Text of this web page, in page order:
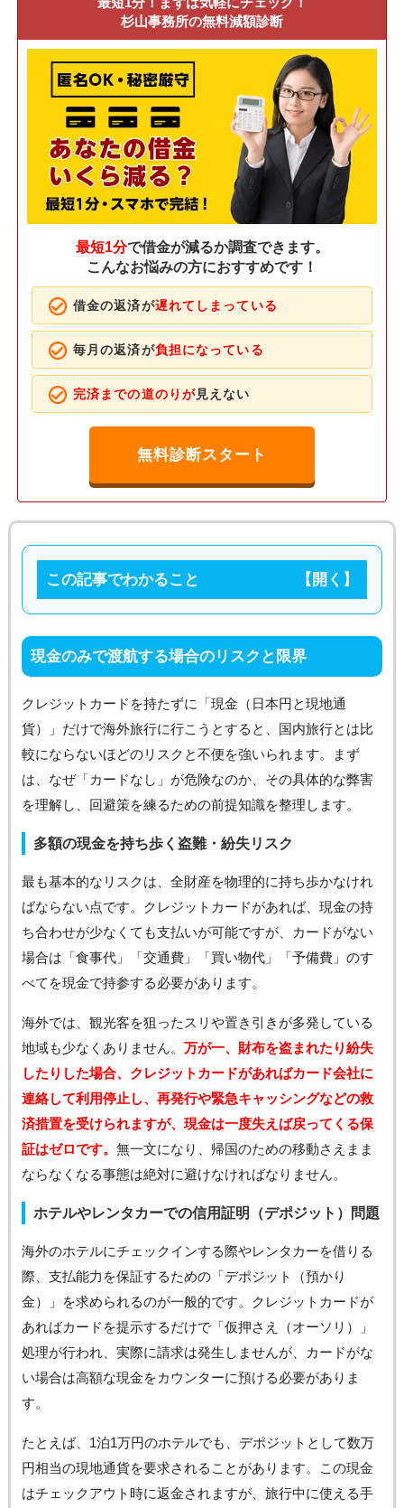
杉山事務所の無料減額診断
最短1分で借金が減るか調査できます。
こんなお悩みの方におすすめです！
借金の返済が遅れてしまっている
毎月の返済が負担になっている
完済までの道のりが見えない
無料診断スタート
この記事でわかること
現金のみで渡航する場合のリスクと限界
クレジットカードを持たずに「現金（日本円と現地通
貨）」だけで海外旅行に行こうとすると、国内旅行とは比
較にならないほどのリスクと不便を強いられます。まず
は、なぜ「カードなし」が危険なのか、その具体的な弊害
を理解し、回避策を練るための前提知識を整理します。
多額の現金を持ち歩く盗難・紛失リスク
最も基本的なリスクは、全財産を物理的に持ち歩かなけれ
ばならない点です。クレジットカードがあれば、現金の持
ち合わせが少なくても支払いが可能ですが、カードがない
場合は「食事代」「交通費」「買い物代」「予備費」のす
べてを現金で持参する必要があります。
海外では、観光客を狙ったスリや置き引きが多発している
地域も少なくありません。 万が一、財布を盗まれたり紛失
したりした場合、クレジットカードがあればカード会社に
連絡して利用停止し、再発行や緊急キャッシングなどの救
済措置を受けられますが、現金は一度失えば戻ってくる保
証はゼロです。 無一文になり、帰国のための移動さえまま
ならなくなる事態は絶対に避けなければなりません。
ホテルやレンタカーでの信用証明（デポジット）問題
海外のホテルにチェックインする際やレンタカーを借りる
際、支払能力を保証するための「デポジット（預かり
金）」を求められるのが一般的です。クレジットカードが
あればカードを提示するだけで「仮押さえ（オーソリ）」
処理が行われ、実際に請求は発生しませんが、カードがな
い場合は高額な現金をカウンターに預ける必要がありま
す。
たとえば、1泊1万円のホテルでも、デポジットとして数万
円相当の現地通貨を要求されることがあります。この現金
はチェックアウト時に返金されますが、旅行中に使える手